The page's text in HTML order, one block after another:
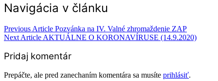
Navigácia v článku
Previous Article Pozvánka na IV. Valné zhromaždenie ZAP
Next Article AKTUÁLNE O KORONAVÍRUSE (14.9.2020)
Pridaj komentár
Prepáčte, ale pred zanechaním komentára sa musíte prihlásiť.